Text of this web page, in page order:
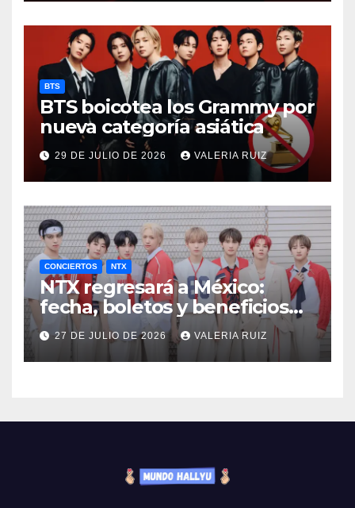
BTS
BTS boicotea los Grammy por
nueva categoría asiática
29 DE JULIO DE 2026 VALERIA RUIZ
CONCIERTOS NTX
NTX regresará a México:
fecha, boletos y beneficios
VIP27 DE JULIO DE 2026 VALERIA RUIZ